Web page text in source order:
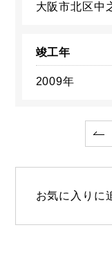
大阪市北区中
竣工年
2009年
お気に入りに